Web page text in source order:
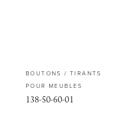
BOUTONS / TIRANTS
POUR MEUBLES
138-50-60-01